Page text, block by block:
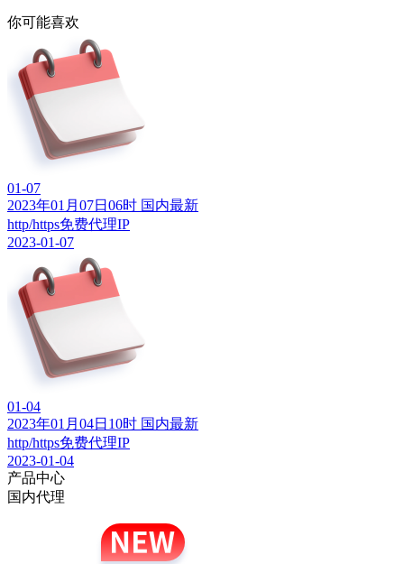
你可能喜欢
01-07
2023年01月07日06时 国内最新
http/https免费代理IP
2023-01-07
01-04
2023年01月04日10时 国内最新
http/https免费代理IP
2023-01-04
产品中心
国内代理